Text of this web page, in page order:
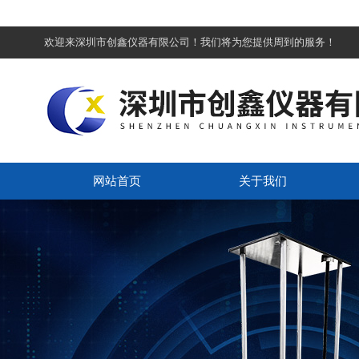
欢迎来深圳市创鑫仪器有限公司！我们将为您提供周到的服务！
网站首页 关于我们